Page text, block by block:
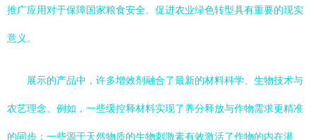
推广应用对于保障国家粮食安全、促进农业绿色转型具有重要的现实
意义。
展示的产品中，许多增效剂融合了最新的材料科学、生物技术与
农艺理念。例如，一些缓控释材料实现了养分释放与作物需求更精准
的同步；一些源于天然物质的生物刺激素有效激活了作物的内在潜